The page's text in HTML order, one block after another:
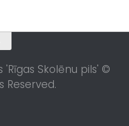
Skolēnu pils' ©
Reserved.